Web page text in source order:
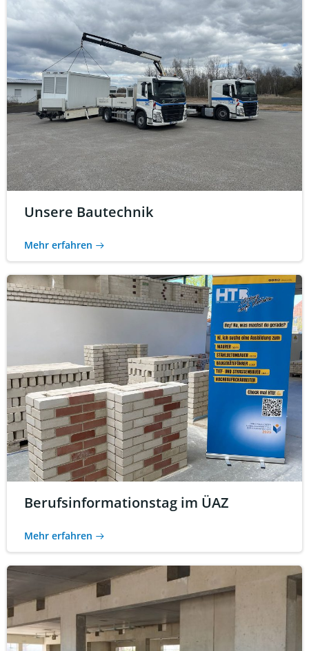
Unsere Bautechnik
Mehr erfahren
Berufsinformationstag im ÜAZ
Mehr erfahren